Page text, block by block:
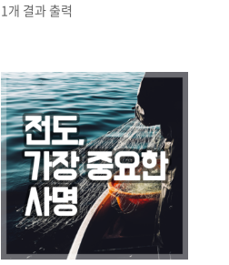
1개 결과 출력